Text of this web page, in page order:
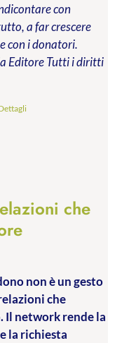
con
a far crescere
con i donatori.
EditoreTutti i diritti
che
non è un gesto
che
Il network rende la
la richiesta